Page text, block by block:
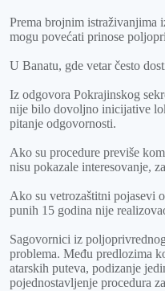
Prema brojnim istraživanjima
mogu povećati prinose
U Banatu, gde vetar često
Iz odgovora Pokrajinskog
nije bilo dovoljno inicijative
pitanje odgovornosti.
Ako su procedure previše
nisu pokazale interesovanje,
Ako su vetrozaštitni pojasevi
punih 15 godina nije
Sagovornici iz
problema. Među predlozima
atarskih puteva, podizanje
pojednostavljenje procedura